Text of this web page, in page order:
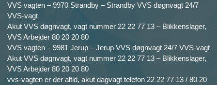
VVS vagten – 9970 Strandby – Strandby VVS døgnvagt 24/7
VVS-vagt
Akut VVS døgnvagt, vagt nummer 22 22 77 13 – Blikkenslager,
VVS Arbejder 80 20 20 80
VVS vagten – 9981 Jerup – Jerup VVS døgnvagt 24/7 VVS-vagt
Akut VVS døgnvagt, vagt nummer 22 22 77 13 – Blikkenslager,
VVS Arbejder 80 20 20 80
vvs-vagten er der altid, akut dagvagt telefon 22 22 77 13 / 80 20